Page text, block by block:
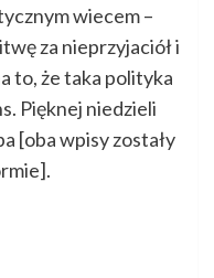
wiecem –
za nieprzyjaciół i
to, że taka polityka
Pięknej niedzieli
[oba wpisy zostały